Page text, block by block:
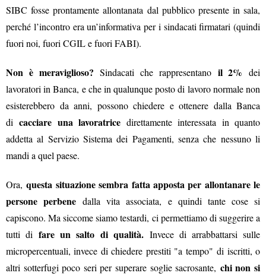
SIBC fosse prontamente allontanata dal pubblico presente in sala,
perché l’incontro era un’informativa per i sindacati firmatari (quindi
fuori noi, fuori CGIL e fuori FABI).
Non è meraviglioso? Sindacati che rappresentano il 2% dei
lavoratori in Banca, e che in qualunque posto di lavoro normale non
esisterebbero da anni, possono chiedere e ottenere dalla Banca
di cacciare una lavoratricedirettamente interessata in quanto
addetta al Servizio Sistema dei Pagamenti, senza che nessuno li
mandi a quel paese.
Ora,questa situazione sembra fatta apposta per allontanare le
persone perbene dalla vita associata, e quindi tante cose si
capiscono. Ma siccome siamo testardi, ci permettiamo di suggerire a
tutti difare un salto di qualità.Invece di arrabbattarsi sulle
micropercentuali, invece di chiedere prestiti "a tempo" di iscritti, o
altri sotterfugi poco seri per superare soglie sacrosante, chi non si